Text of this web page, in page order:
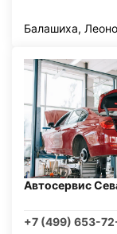
Балашиха,
Автосервис
+7 (499) 653-